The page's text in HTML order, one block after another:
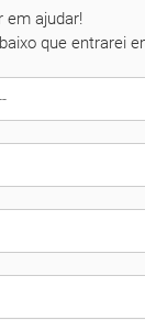
em ajudar!
que entrarei